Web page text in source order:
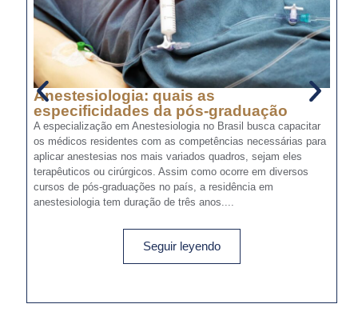
Anestesiologia: quais as
especificidades da pós-graduação
A especialização em Anestesiologia no Brasil busca capacitar
os médicos residentes com as competências necessárias para
aplicar anestesias nos mais variados quadros, sejam eles
terapêuticos ou cirúrgicos. Assim como ocorre em diversos
cursos de pós-graduações no país, a residência em
anestesiologia tem duração de três anos....
Seguir leyendo